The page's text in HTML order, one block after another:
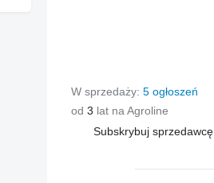
W sprzedaży: 5 ogłoszeń
od 3 lat na Agroline
Subskrybuj sprzedawcę